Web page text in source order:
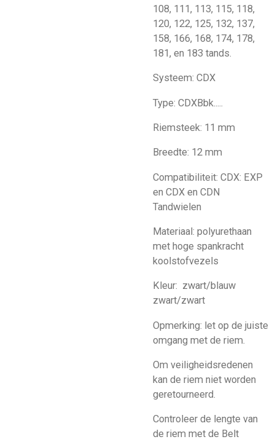
108, 111, 113, 115, 118,
120, 122, 125, 132, 137,
158, 166, 168, 174, 178,
181, en 183 tands.
Systeem: CDX
Type: CDXBbk.....
Riemsteek: 11 mm
Breedte: 12 mm
Compatibiliteit: CDX: EXP
en CDX en CDN
Tandwielen
Materiaal: polyurethaan
met hoge spankracht
koolstofvezels
Kleur: zwart/blauw
zwart/zwart
Opmerking: let op de juiste
omgang met de riem.
Om veiligheidsredenen
kan de riem niet worden
geretourneerd.
Controleer de lengte van
de riem met de Belt